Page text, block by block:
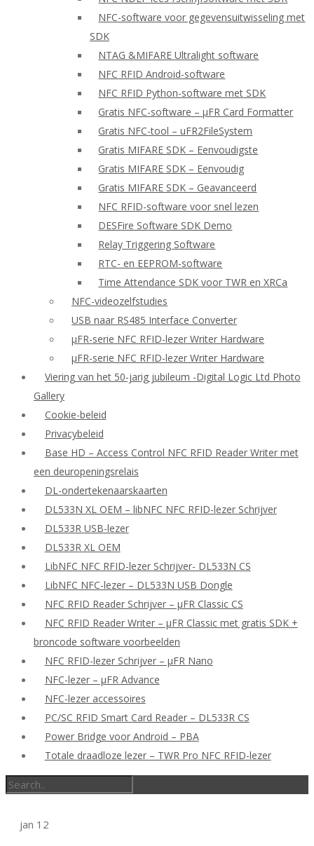
NFC-software voor gegevensuitwisseling met
SDK
NTAG &MIFARE Ultralight software
NFC RFID Android-software
NFC RFID Python-software met SDK
Gratis NFC-software – μFR Card Formatter
Gratis NFC-tool – uFR2FileSystem
Gratis MIFARE SDK – Eenvoudigste
Gratis MIFARE SDK – Eenvoudig
Gratis MIFARE SDK – Geavanceerd
NFC RFID-software voor snel lezen
DESFire Software SDK Demo
Relay Triggering Software
RTC- en EEPROM-software
Time Attendance SDK voor TWR en XRCa
NFC-videozelfstudies
USB naar RS485 Interface Converter
μFR-serie NFC RFID-lezer Writer Hardware
μFR-serie NFC RFID-lezer Writer Hardware
Viering van het 50-jarig jubileum -Digital Logic Ltd Photo
Gallery
Cookie-beleid
Privacybeleid
Base HD – Access Control NFC RFID Reader Writer met
een deuropeningsrelais
DL-ondertekenaarskaarten
DL533N XL OEM – libNFC NFC RFID-lezer Schrijver
DL533R USB-lezer
DL533R XL OEM
LibNFC NFC RFID-lezer Schrijver- DL533N CS
LibNFC NFC-lezer – DL533N USB Dongle
NFC RFID Reader Schrijver – μFR Classic CS
NFC RFID Reader Writer – μFR Classic met gratis SDK +
broncode software voorbeelden
NFC RFID-lezer Schrijver – μFR Nano
NFC-lezer – μFR Advance
NFC-lezer accessoires
PC/SC RFID Smart Card Reader – DL533R CS
Power Bridge voor Android – PBA
Totale draadloze lezer – TWR Pro NFC RFID-lezer
jan 12